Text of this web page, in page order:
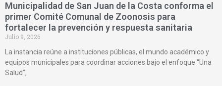
Municipalidad de San Juan de la Costa conforma el
primer Comité Comunal de Zoonosis para
fortalecer la prevención y respuesta sanitaria
Julio 9, 2026
La instancia reúne a instituciones públicas, el mundo académico y
equipos municipales para coordinar acciones bajo el enfoque “Una
Salud”,